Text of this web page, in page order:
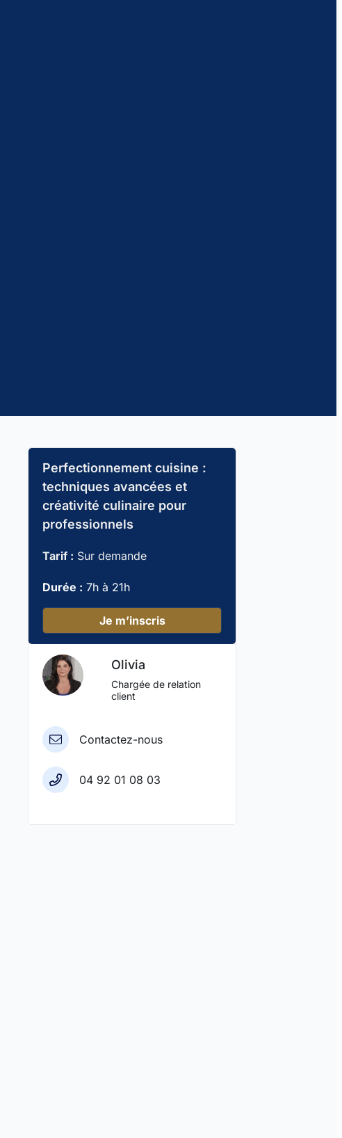
Perfectionnement cuisine :
techniques avancées et
créativité culinaire pour
professionnels
Tarif : Sur demande
Durée : 7h à 21h
Je m’inscris
Olivia
Chargée de relation
client
Contactez-nous
04 92 01 08 03